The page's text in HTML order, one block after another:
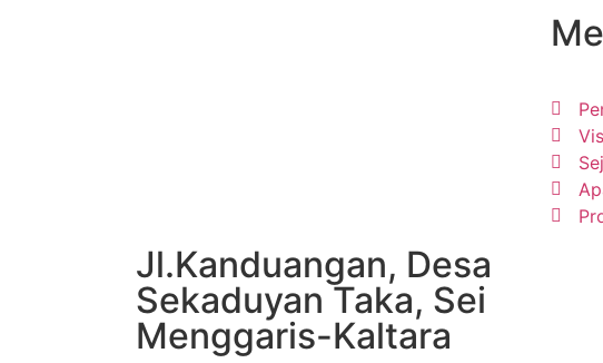
Jl.Kanduangan, Desa
Sekaduyan Taka, Sei
Menggaris-Kaltara